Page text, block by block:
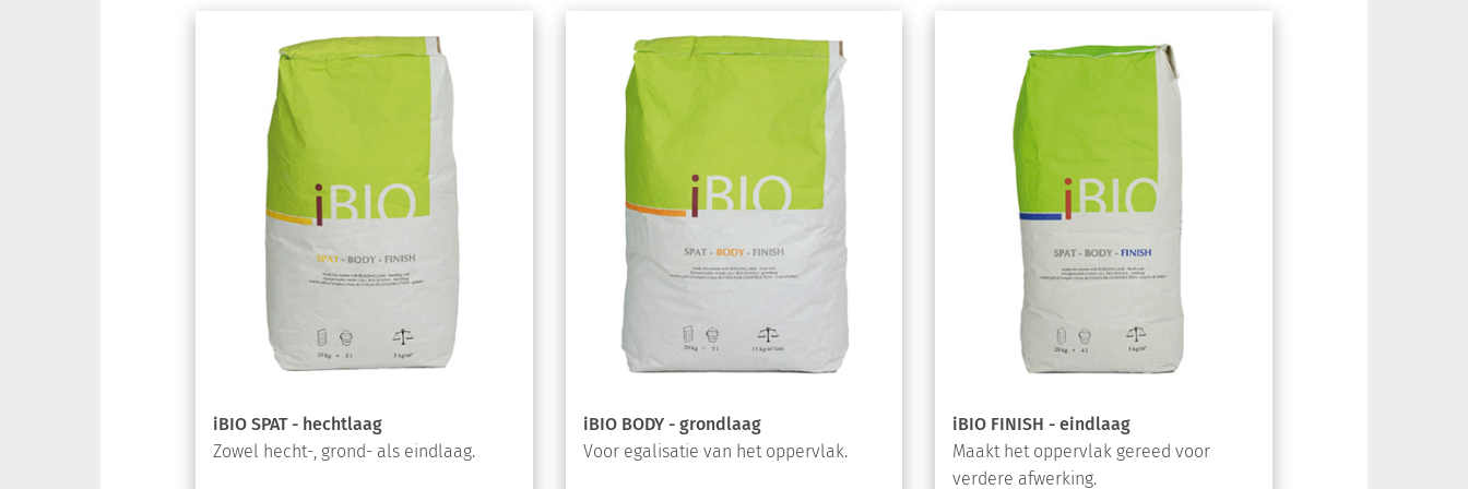
iBIO SPAT - hechtlaag
Zowel hecht-, grond- als eindlaag.
iBIO BODY - grondlaag
Voor egalisatie van het oppervlak.
iBIO FINISH - eindlaag
Maakt het oppervlak gereed voor
verdere afwerking.